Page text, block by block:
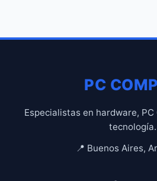
PC
Especialistas en hardware,
tecnología.
📍 Buenos Aires,